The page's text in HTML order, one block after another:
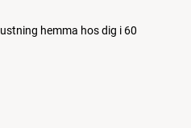
hemma hos dig i 60